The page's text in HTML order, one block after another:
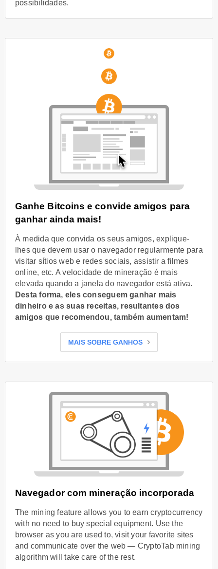
possibilidades.
Ganhe Bitcoins e convide amigos para
ganhar ainda mais!
À medida que convida os seus amigos, explique-
lhes que devem usar o navegador regularmente para
visitar sítios web e redes sociais, assistir a filmes
online, etc. A velocidade de mineração é mais
elevada quando a janela do navegador está ativa.
Desta forma, eles conseguem ganhar mais
dinheiro e as suas receitas, resultantes dos
amigos que recomendou, também aumentam!
MAIS SOBRE GANHOS
Navegador com mineração incorporada
The mining feature allows you to earn cryptocurrency
with no need to buy special equipment. Use the
browser as you are used to, visit your favorite sites
and communicate over the web — CryptoTab mining
algorithm will take care of the rest.